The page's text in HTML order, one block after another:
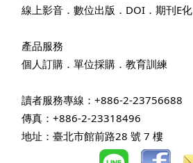
線上影音 ．數位出版 ． DOI ．期刊E化
產品服務
個人訂購 ．單位採購 ．教育訓練
讀者服務專線：+886-2-23756688
傳真：+886-2-23318496
地址：臺北市館前路28 號 7 樓